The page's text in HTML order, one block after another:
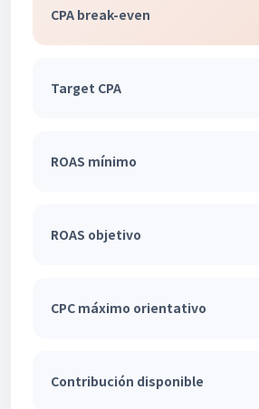
CPA break-even
Target CPA
ROAS mínimo
ROAS objetivo
CPC máximo orientativo
Contribución disponible